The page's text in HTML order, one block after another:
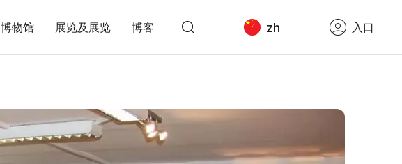
博物馆 展览及展览 博客 zh 入口